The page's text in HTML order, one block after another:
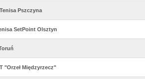
Pszczyna
SetPoint Olsztyn
"Orzeł Międzyrzecz"